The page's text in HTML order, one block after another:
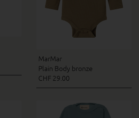
MarMar
Plain Body bronze
CHF 29.00